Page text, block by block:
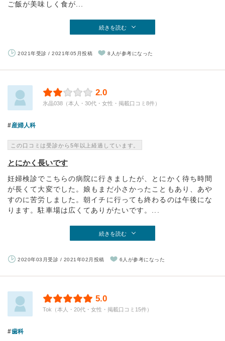
ご飯が美味しく食が...
続きを読む
2021年受診 / 2021年05月投稿 8人が参考になった
2.0
氷晶038（本人・30代・女性・掲載口コミ8件）
産婦人科
この口コミは受診から5年以上経過しています。
とにかく長いです
妊婦検診でこちらの病院に行きましたが、とにかく待ち時間
が長くて大変でした。娘もまだ小さかったこともあり、あや
すのに苦労しました。朝イチに行っても終わるのは午後にな
ります。駐車場は広くてありがたいです。...
続きを読む
2020年03月受診 / 2021年02月投稿 6人が参考になった
5.0
Tok（本人・20代・女性・掲載口コミ15件）
歯科